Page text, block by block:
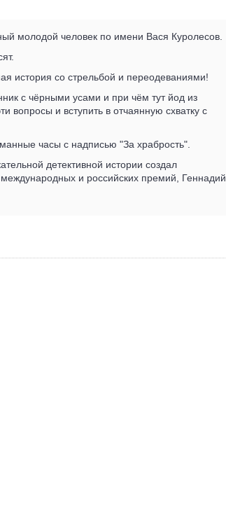
молодой человек по имени Вася Куролесов.
история со стрельбой и переодеваниями!
с чёрными усами и при чём тут йод из
вопросы и вступить в отчаянную схватку с
часы с надписью "За храбрость".
детективной истории создал
и российских премий, Геннадий